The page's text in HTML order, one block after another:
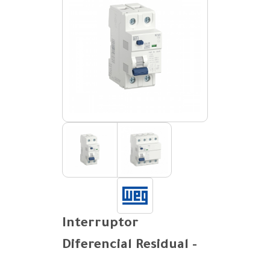
Interruptor
Diferencial Residual -